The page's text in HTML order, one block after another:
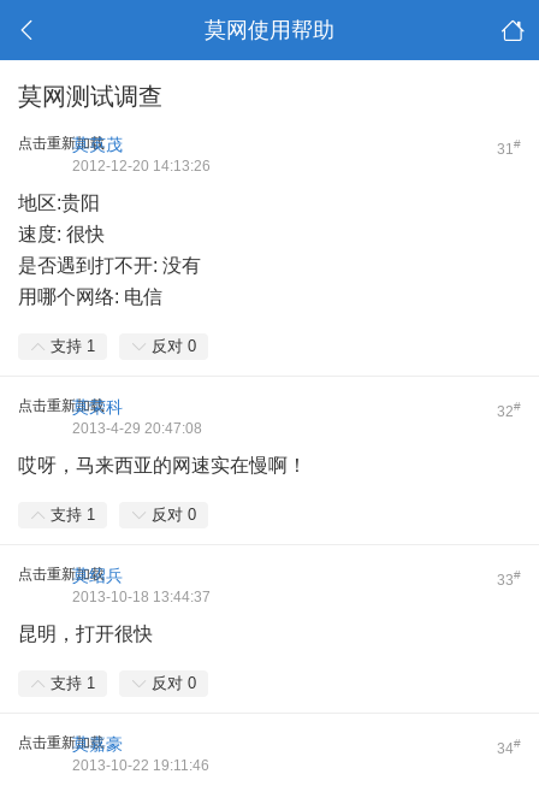
莫网使用帮助
莫网测试调查
点击重新加载 31#
莫英茂
2012-12-20 14:13:26
地区:贵阳
速度: 很快
是否遇到打不开: 没有
用哪个网络: 电信
支持 1 反对 0
点击重新加载 32#
莫荣科
2013-4-29 20:47:08
哎呀，马来西亚的网速实在慢啊！
支持 1 反对 0
点击重新加载 33#
莫绍兵
2013-10-18 13:44:37
昆明，打开很快
支持 1 反对 0
点击重新加载 34#
莫嘉豪
2013-10-22 19:11:46